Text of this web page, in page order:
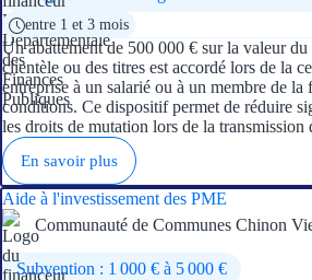
entre 1 et 3 mois
Un abattement de 500 000 € sur la valeur du
clientèle ou des titres est accordé lors de la
entreprise à un salarié ou à un membre de la
conditions. Ce dispositif permet de réduire
les droits de mutation lors de la transmission
En savoir plus
Aide à l'investissement des PME
Communauté de Communes Chinon
Subvention : 1 000 € à 5 000 €